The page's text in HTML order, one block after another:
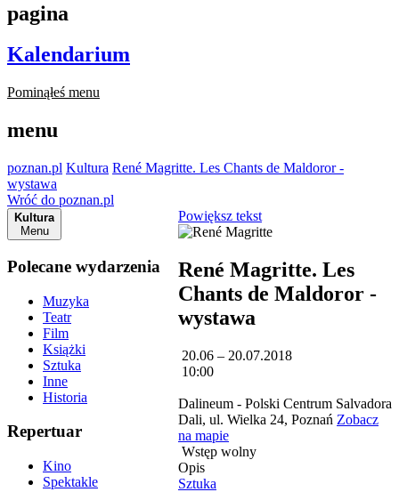
pagina
Kalendarium
Pominąłeś menu
menu
poznan.pl Kultura René Magritte. Les Chants de Maldoror -
wystawa
Wróć do poznan.pl
Kultura
Menu
Polecane wydarzenia
Muzyka
Teatr
Film
Książki
Sztuka
Inne
Historia
Repertuar
Kino
Spektakle
Powiększ tekst
René Magritte. Les
Chants de Maldoror -
wystawa
20.06 – 20.07.2018
10:00
Dalineum - Polski Centrum Salvadora
Dali, ul. Wielka 24, Poznań Zobacz
na mapie
Wstęp wolny
Opis
Sztuka